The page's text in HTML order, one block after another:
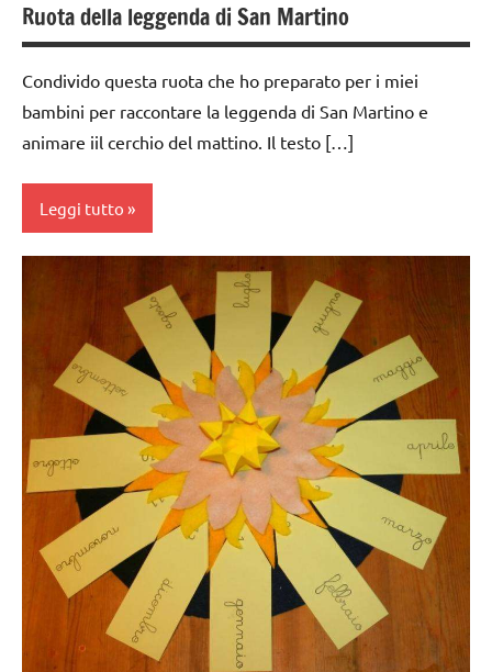
ARGOMENTI
ARTICOLI
PRATICA
Ruota della leggenda di San Martino
Condivido questa ruota che ho preparato per i miei
bambini per raccontare la leggenda di San Martino e
animare iil cerchio del mattino. Il testo […]
Leggi tutto
classe
a 3
dai
3 ai
dai